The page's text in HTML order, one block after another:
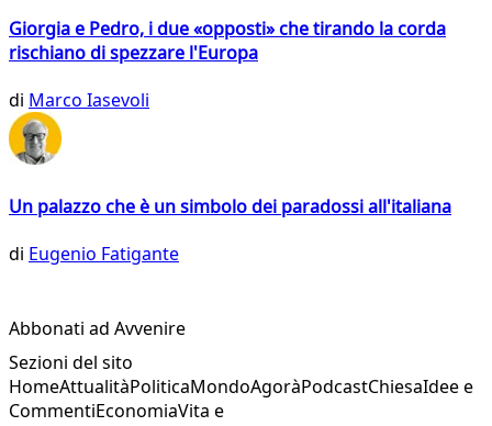
Giorgia e Pedro, i due «opposti» che tirando la corda
rischiano di spezzare l'Europa
di Marco Iasevoli
Un palazzo che è un simbolo dei paradossi all'italiana
di Eugenio Fatigante
Abbonati ad Avvenire
Sezioni del sito
HomeAttualitàPoliticaMondoAgoràPodcastChiesaIdee e
CommentiEconomiaVita e